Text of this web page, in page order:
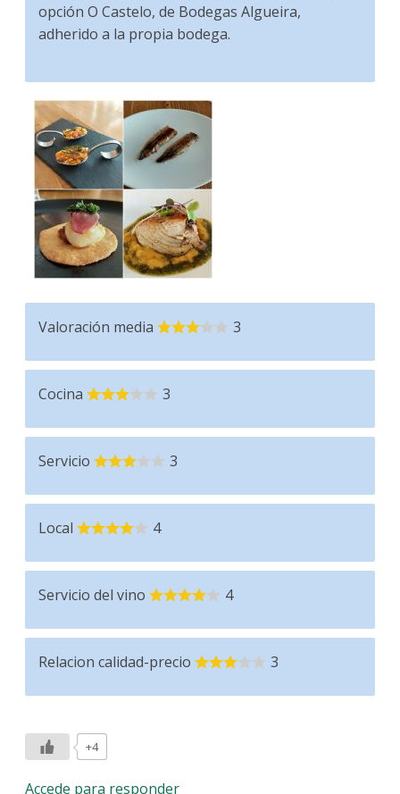
opción O Castelo, de Bodegas Algueira,
adherido a la propia bodega.
Valoración media 3
Cocina 3
Servicio 3
Local 4
Servicio del vino 4
Relacion calidad-precio 3
+4
Accede para responder